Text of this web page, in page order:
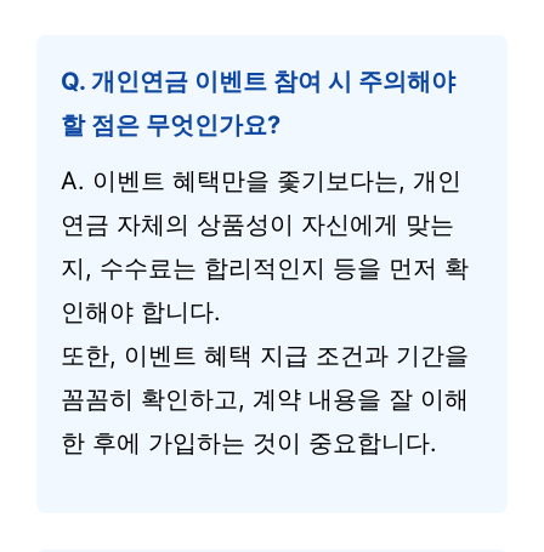
Q. 개인연금 이벤트 참여 시 주의해야
할 점은 무엇인가요?
A. 이벤트 혜택만을 좇기보다는, 개인
연금 자체의 상품성이 자신에게 맞는
지, 수수료는 합리적인지 등을 먼저 확
인해야 합니다.
또한, 이벤트 혜택 지급 조건과 기간을
꼼꼼히 확인하고, 계약 내용을 잘 이해
한 후에 가입하는 것이 중요합니다.